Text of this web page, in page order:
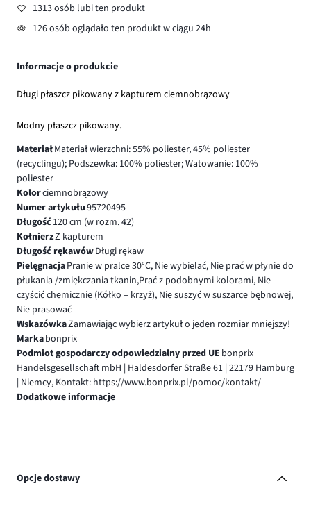
1313 osób lubi ten produkt
126 osób oglądało ten produkt w ciągu 24h
Informacje o produkcie
Długi płaszcz pikowany z kapturem ciemnobrązowy
Modny płaszcz pikowany.
MateriałMateriał wierzchni: 55% poliester, 45% poliester
(recyclingu); Podszewka: 100% poliester; Watowanie: 100%
poliester
Kolorciemnobrązowy
Numer artykułu95720495
Długość120 cm (w rozm. 42)
KołnierzZ kapturem
Długość rękawówDługi rękaw
PielęgnacjaPranie w pralce 30°C, Nie wybielać, Nie prać w płynie do
płukania /zmiękczania tkanin,Prać z podobnymi kolorami, Nie
czyścić chemicznie (Kółko – krzyż), Nie suszyć w suszarce bębnowej,
Nie prasować
WskazówkaZamawiając wybierz artykuł o jeden rozmiar mniejszy!
Markabonprix
Podmiot gospodarczy odpowiedzialny przed UE bonprix
Handelsgesellschaft mbH | Haldesdorfer Straße 61 | 22179 Hamburg
| Niemcy, Kontakt: https://www.bonprix.pl/pomoc/kontakt/
Dodatkowe informacje
Opcje dostawy